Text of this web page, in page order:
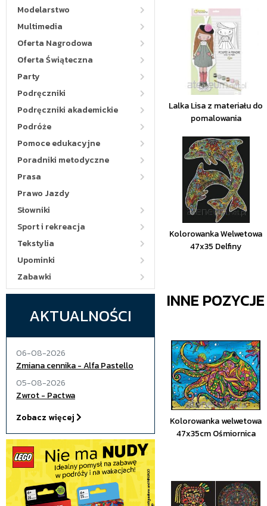
Modelarstwo
Multimedia
Oferta Nagrodowa
Oferta Świąteczna
Party
Podręczniki
Podręczniki akademickie
Podróże
Pomoce edukacyjne
Poradniki metodyczne
Prasa
Prawo Jazdy
Słowniki
Sport i rekreacja
Tekstylia
Upominki
Zabawki
AKTUALNOŚCI
06-08-2026
Zmiana cennika - Alfa Pastello
05-08-2026
Zwrot - Pactwa
Zobacz więcej
Lalka Lisa z materiału do
pomalowania
Kolorowanka Welwetowa
47x35 Delfiny
INNE
Kolorowanka welwetowa
47x35cm Ośmiornica